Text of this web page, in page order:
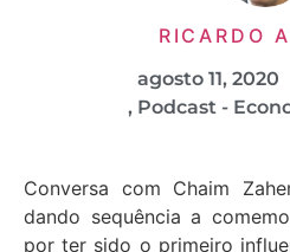
RICARDO
agosto 11, 2020
, Podcast -
Conversa com Chaim
dando sequência a
por ter sido o primeiro